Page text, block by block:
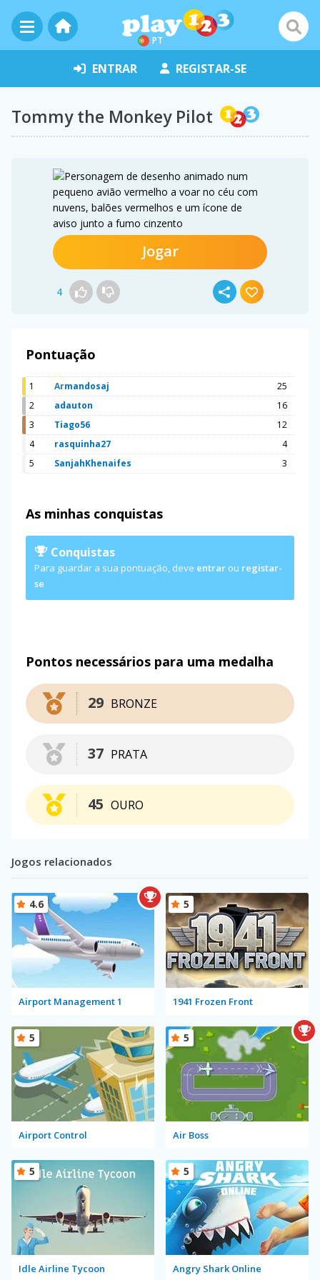
PT
ENTRAR REGISTAR-SE
Tommy the Monkey Pilot
Jogar
4
Pontuação
1 Armandosaj
25
2
adauton
16
3
Tiago56
12
4
rasquinha27
4
5
SanjahKhenaifes 3
As minhas conquistas
Conquistas
Para guardar a sua pontuação, deve entrar ou registar-
se
Pontos necessários para uma medalha
BRONZE
29
PRATA
37
OURO
45
Jogos relacionados
Airport Management 1
4.6
1941 Frozen Front
5
Airport Control
5
Air Boss
5
Idle Airline Tycoon
5
Angry Shark Online
5